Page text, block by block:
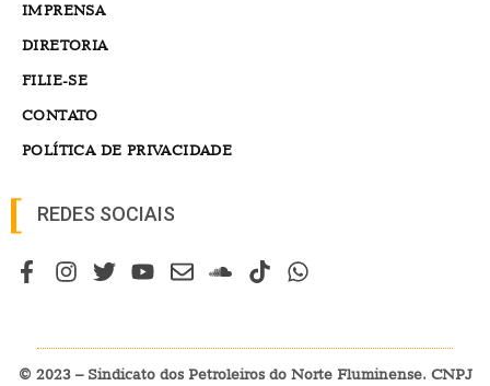
IMPRENSA
DIRETORIA
FILIE-SE
CONTATO
POLÍTICA DE PRIVACIDADE
REDES SOCIAIS
© 2023 – Sindicato dos Petroleiros do Norte Fluminense. CNPJ